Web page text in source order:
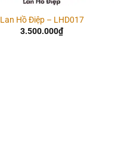
Lan Hồ Điệp – LHD017
3.500.000₫